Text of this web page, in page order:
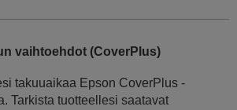
vaihtoehdot (CoverPlus)
takuuaikaa Epson CoverPlus -
Tarkista tuotteellesi saatavat